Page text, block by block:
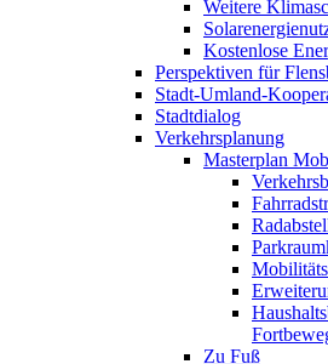
Weitere
Kostenlose
Perspektiven für
Stadt-Umland-
Stadtdialog
Verkehrsplanung
Masterplan
Zu Fuß